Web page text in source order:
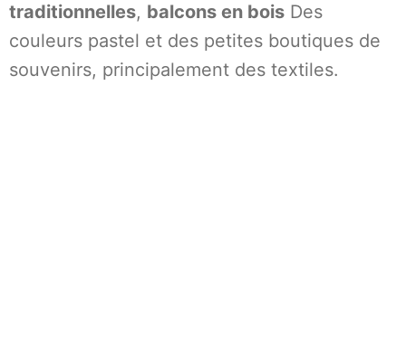
traditionnelles, balcons en bois Des
couleurs pastel et des petites boutiques de
souvenirs, principalement des textiles.